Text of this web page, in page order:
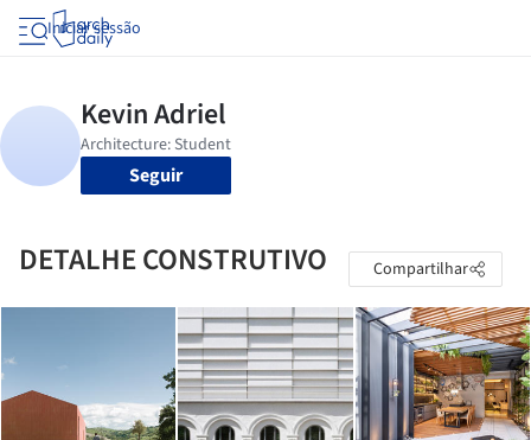
Iniciar sessão
Seguir
DETALHE CONSTRUTIVO Compartilhar